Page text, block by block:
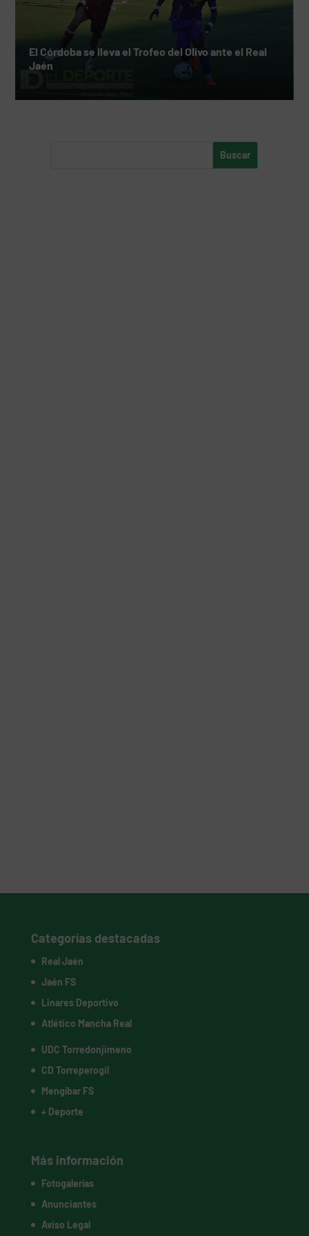
El Córdoba se lleva el Trofeo del Olivo ante el Real
Jaén
Categorías destacadas
Real Jaén
Jaén FS
Linares Deportivo
Atlético Mancha Real
UDC Torredonjimeno
CD Torreperogil
Mengíbar FS
+ Deporte
Más información
Fotogalerías
Anunciantes
Aviso Legal